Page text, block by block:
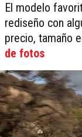
El modelo
rediseño con
precio, tamaño
de fotos